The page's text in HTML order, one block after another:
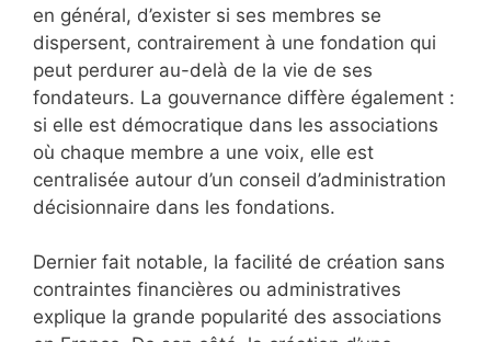
en général, d’exister si ses membres se
dispersent, contrairement à une fondation qui
peut perdurer au-delà de la vie de ses
fondateurs. La gouvernance diffère également :
si elle est démocratique dans les associations
où chaque membre a une voix, elle est
centralisée autour d’un conseil d’administration
décisionnaire dans les fondations.
Dernier fait notable, la facilité de création sans
contraintes financières ou administratives
explique la grande popularité des associations